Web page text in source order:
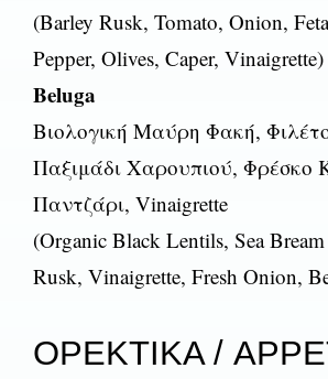
(Barley Rusk, Tomato, Onion,
Pepper, Olives, Caper, Vinaigrette)
Beluga
Βιολογική Μαύρη Φακή,
Παξιμάδι Χαρουπιού, Φρέσκο
Παντζάρι, Vinaigrette
(Organic Black Lentils, Sea
Rusk, Vinaigrette, Fresh Onion,
ΟΡΕΚΤΙΚΑ /